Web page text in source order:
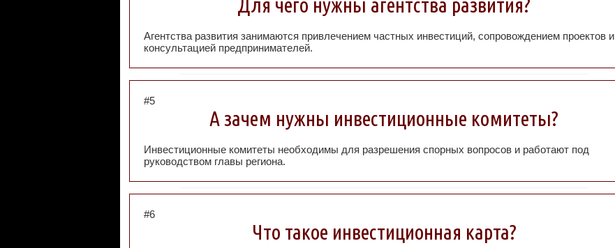
Для чего нужны агентства развития?
Агентства развития занимаются привлечением частных инвестиций, сопровождением проектов и
консультацией предпринимателей.
#5
А зачем нужны инвестиционные комитеты?
Инвестиционные комитеты необходимы для разрешения спорных вопросов и работают под
руководством главы региона.
#6
Что такое инвестиционная карта?